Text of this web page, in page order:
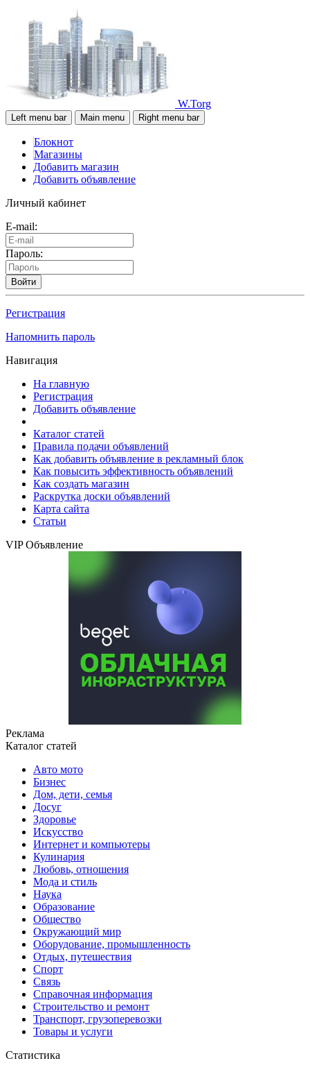
W.Torg
Left menu bar Main menu Right menu bar
Блокнот
Магазины
Добавить магазин
Добавить объявление
Личный кабинет
E-mail:
Пароль:
Войти
Регистрация
Напомнить пароль
Навигация
На главную
Регистрация
Добавить объявление
Каталог статей
Правила подачи объявлений
Как добавить объявление в рекламный блок
Как повысить эффективность объявлений
Как создать магазин
Раскрутка доски объявлений
Карта сайта
Статьи
VIP Объявление
Реклама
Каталог статей
Авто мото
Бизнес
Дом, дети, семья
Досуг
Здоровье
Искусство
Интернет и компьютеры
Кулинария
Любовь, отношения
Мода и стиль
Наука
Образование
Общество
Окружающий мир
Оборудование, промышленность
Отдых, путешествия
Спорт
Связь
Справочная информация
Строительство и ремонт
Транспорт, грузоперевозки
Товары и услуги
Статистика